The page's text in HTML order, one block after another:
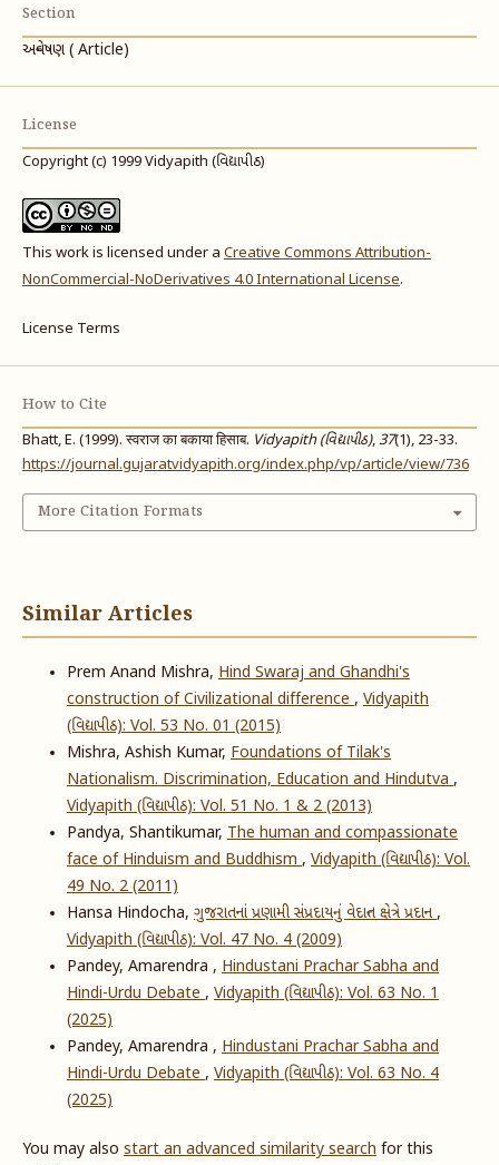
Section
અન્વેષણ ( Article)
License
Copyright (c) 1999 Vidyapith (વિદ્યાપીઠ)
This work is licensed under a Creative Commons Attribution-
NonCommercial-NoDerivatives 4.0 International License.
License Terms
How to Cite
Bhatt, E. (1999). स्वराज का बकाया हिसाब. Vidyapith (વિદ્યાપીઠ),37(1), 23-33.
https://journal.gujaratvidyapith.org/index.php/vp/article/view/736
More Citation Formats
Similar Articles
Prem Anand Mishra, Hind Swaraj and Ghandhi's
construction of Civilizational difference, Vidyapith
(વિદ્યાપીઠ): Vol. 53 No. 01 (2015)
Mishra, Ashish Kumar, Foundations of Tilak's
Nationalism. Discrimination, Education and Hindutva,
Vidyapith (વિદ્યાપીઠ): Vol. 51 No. 1 & 2 (2013)
Pandya, Shantikumar, The human and compassionate
face of Hinduism and Buddhism, Vidyapith (વિદ્યાપીઠ): Vol.
49 No. 2 (2011)
Hansa Hindocha, ગુજરાતનાં પ્રણામી સંપ્રદાયનું વેદાન્ત ક્ષેત્રે પ્રદાન,
Vidyapith (વિદ્યાપીઠ): Vol. 47 No. 4 (2009)
Pandey, Amarendra , Hindustani Prachar Sabha and
Hindi-Urdu Debate, Vidyapith (વિદ્યાપીઠ): Vol. 63 No. 1
(2025)
Pandey, Amarendra , Hindustani Prachar Sabha and
Hindi-Urdu Debate, Vidyapith (વિદ્યાપીઠ): Vol. 63 No. 4
(2025)
You may also start an advanced similarity searchfor this